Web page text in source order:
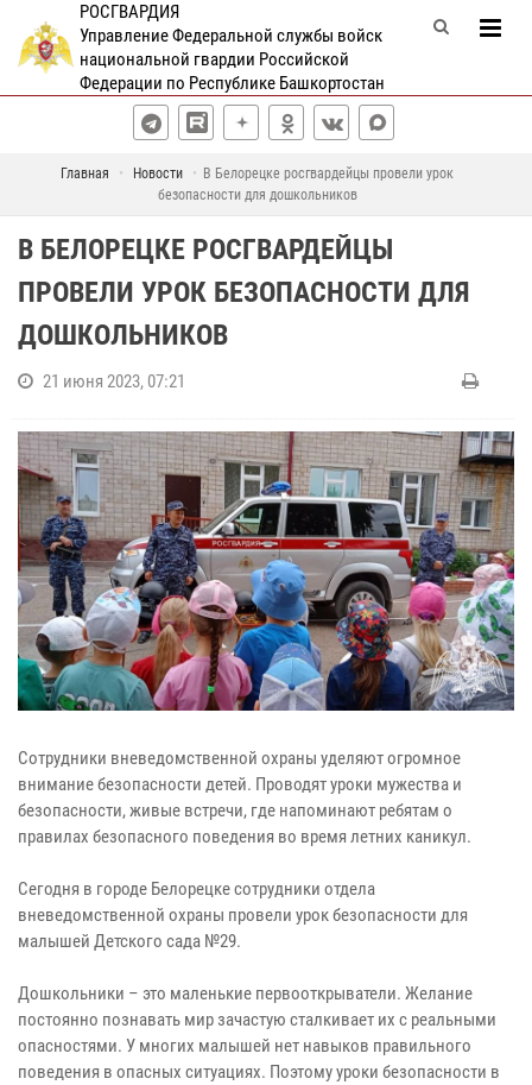
РОСГВАРДИЯ
Управление Федеральной службы войск
национальной гвардии Российской
Федерации по Республике Башкортостан
Главная Новости
В Белорецке росгвардейцы провели урок
безопасности для дошкольников
В БЕЛОРЕЦКЕ РОСГВАРДЕЙЦЫ
ПРОВЕЛИ УРОК БЕЗОПАСНОСТИ ДЛЯ
ДОШКОЛЬНИКОВ
21 июня 2023, 07:21
Сотрудники вневедомственной охраны уделяют огромное
внимание безопасности детей. Проводят уроки мужества и
безопасности, живые встречи, где напоминают ребятам о
правилах безопасного поведения во время летних каникул.
Сегодня в городе Белорецке сотрудники отдела
вневедомственной охраны провели урок безопасности для
малышей Детского сада №29.
Дошкольники – это маленькие первооткрыватели. Желание
постоянно познавать мир зачастую сталкивает их с реальными
опасностями. У многих малышей нет навыков правильного
поведения в опасных ситуациях. Поэтому уроки безопасности в